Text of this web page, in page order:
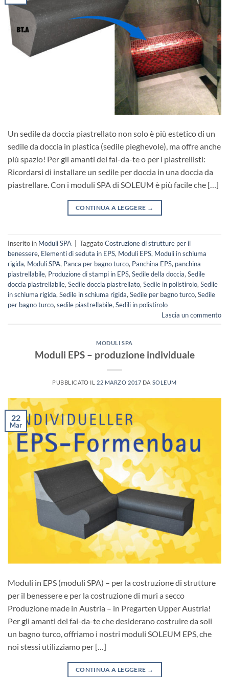
Un sedile da doccia piastrellato non solo è più estetico di un
sedile da doccia in plastica (sedile pieghevole), ma offre anche
più spazio! Per gli amanti del fai-da-te o per i piastrellisti:
Ricordarsi di installare un sedile per doccia in una doccia da
piastrellare. Con i moduli SPA di SOLEUM è più facile che […]
CONTINUA A LEGGERE →
Inserito in Moduli SPA TaggatoCostruzione di strutture per il
benessere, Elementi di seduta in EPS, Moduli EPS, Moduli in schiuma
rigida, Moduli SPA, Panca per bagno turco, Panchina EPS, panchina
piastrellabile, Produzione di stampi in EPS, Sedile della doccia, Sedile
doccia piastrellabile, Sedile doccia piastrellato, Sedile in polistirolo, Sedile
in schiuma rigida, Sedile in schiuma rigida, Sedile per bagno turco, Sedile
per bagno turco, sedile piastrellabile, Sedili in polistirolo
Lascia un commento
MODULI SPA
Moduli EPS – produzione individuale
PUBBLICATO IL 22 MARZO 2017 DA SOLEUM
22
Mar
Moduli in EPS (moduli SPA) – per la costruzione di strutture
per il benessere e per la costruzione di muri a secco
Produzione made in Austria – in Pregarten Upper Austria!
Per gli amanti del fai-da-te che desiderano costruire da soli
un bagno turco, offriamo i nostri moduli SOLEUM EPS, che
noi stessi utilizziamo per […]
CONTINUA A LEGGERE →